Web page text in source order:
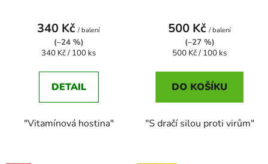
340 Kč / balení
(–24 %)
Měrná
340 Kč / 100 ks
DETAIL
"Vitamínová hostina"
500 Kč / balení
(–27 %)
Měrná
500 Kč / 100 ks
DO KOŠÍKU
"S dračí silou proti virům"